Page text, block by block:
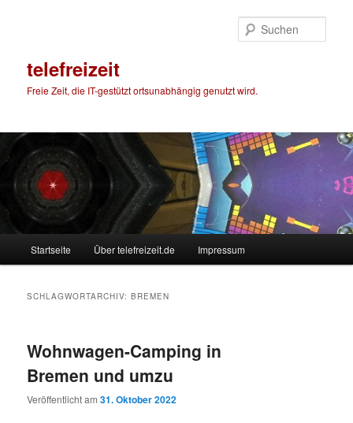
telefreizeit
Freie Zeit, die IT-gestützt ortsunabhängig genutzt wird.
Startseite Über telefreizeit.de Impressum
SCHLAGWORTARCHIV:BREMEN
Wohnwagen-Camping in
Bremen und umzu
Veröffentlicht am31. Oktober 2022